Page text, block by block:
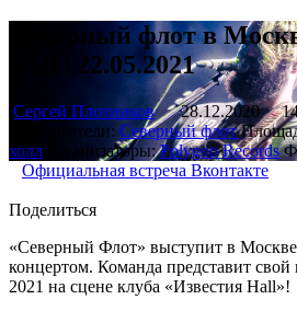
Северный флот в
Hall | 22.05.2021
Сергей Плотников 28.12.2020
Исполнители: Северный флот
холл Организаторы:Polygon Records
Официальная встреча Вконтакте
Поделиться
«Северный Флот» выступит в
концертом. Команда представит
2021 на сцене клуба «Известия Hall»!